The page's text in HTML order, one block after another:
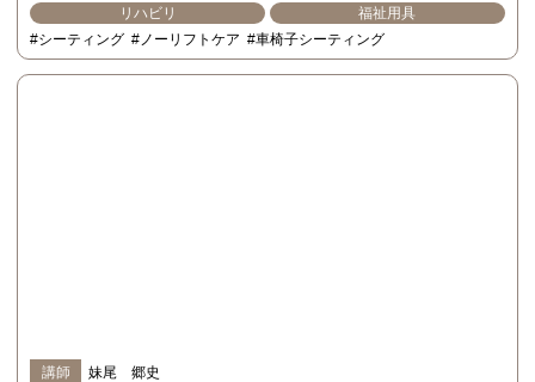
リハビリ
福祉用具
#シーティング #ノーリフトケア #車椅子シーティング
講師
妹尾 郷史